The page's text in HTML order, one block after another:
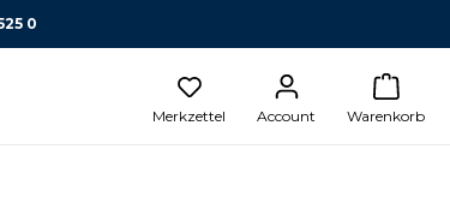
0
Merkzettel Account Warenkorb